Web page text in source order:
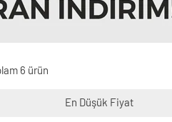
6 ürün
En Düşük Fiyat